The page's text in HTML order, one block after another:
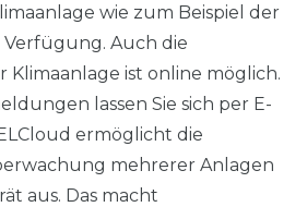
wie zum Beispiel der
Auch die
ist online möglich.
lassen Sie sich per E-
ermöglicht die
mehrerer Anlagen
aus. Das macht